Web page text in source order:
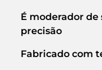
É moderador
precisão
Fabricado com